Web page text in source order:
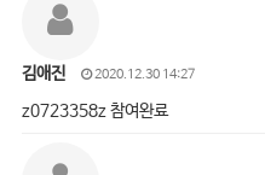
김애진 2020.12.30 14:27
z0723358z 참여완료